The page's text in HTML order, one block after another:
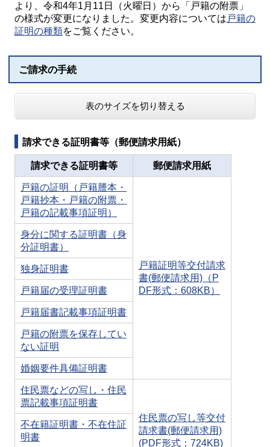
より、令和4年1月11日（火曜日）から「戸籍の附票」
の様式が変更になりました。変更内容については 戸籍の
証明の種類をご覧ください。
ご請求の手続
表のサイズを切り替える
請求できる証明書等（郵便請求用紙）
請求できる証明書等 郵便請求用紙
戸籍の証明（戸籍謄本・
戸籍抄本・戸籍の附票・
戸籍の記載事項証明）
戸籍証明等交付請求
書(郵便請求用)（P
DF形式：608KB）
身分に関する証明書（身
分証明書）
独身証明書
戸籍届の受理証明書
戸籍届書記載事項証明書
戸籍の附票を保存してい
ない証明
婚姻要件具備証明書
住民票などの写し・住民
票記載事項証明書
住民票の写し等交付
請求書(郵便請求用)
(PDF形式：724KB)
不在籍証明書・不在住証
明書